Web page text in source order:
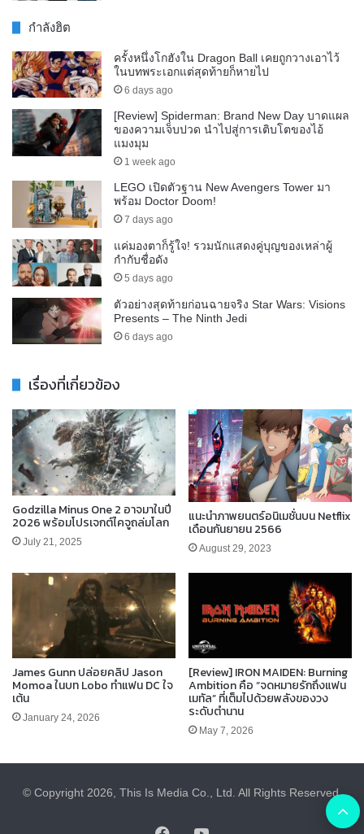
กำลังฮิต
ครั้งหนึ่งโกฮังใน Dragon Ball เคยถูกวางเอาไว้
ในบทพระเอกแต่สุดท้ายก็หายไป
6 days ago
[Review] Spiderman: Brand New Day บาดแผล
ของความเจ็บปวด นำไปสู่การเติบโตของไอ้
แมงมุม
1 week ago
LEGO เปิดตัวฐาน New Avengers Tower มา
พร้อม Doctor Doom!
7 days ago
แค่มองตาก็รู้ใจ! รวมนักแสดงคู่บุญของเหล่าผู้
กำกับชื่อดัง
5 days ago
ตัวอย่างสุดท้ายก่อนฉายจริง Star Wars: Visions
Presents – The Ninth Jedi
6 days ago
เรื่องที่เกี่ยวข้อง
Godzilla Minus One 2 อาจมาในปี
2026 พร้อมโปรเจกต์ไคจูถล่มโลก
July 21, 2025
แนะนำภาพยนตร์อนิเมชั่นบน Netflix
เดือนกันยายน 2566
August 29, 2023
James Gunn ปล่อยคลิป Jason
Momoa ในบท Lobo ทำแฟน DC ใจ
เต้น
January 24, 2026
[Review] IRON MAIDEN: Burning
Ambition คือ “จดหมายรักถึงแฟน
เมทัล” ที่เต็มไปด้วยพลังของวง
ระดับตำนาน
May 7, 2026
© Copyright 2026, This Is Media Co., Ltd. All Rights Reserved.